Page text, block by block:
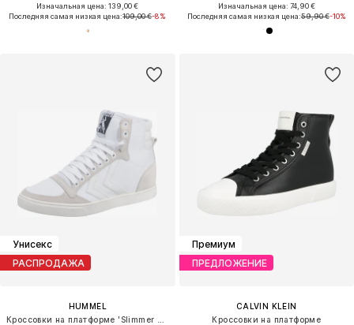
Изначальная цена: 139,00 €
Последняя самая низкая цена:109,00 €-8%
Изначальная цена: 74,90 €
Последняя самая низкая цена:59,90 €-10%
Унисекс
РАСПРОДАЖА
HUMMEL
Премиум
ПРЕДЛОЖЕНИЕ
CALVIN KLEIN
Кроссовки на платформе